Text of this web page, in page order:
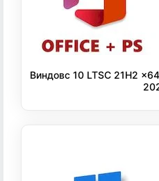
Виндовс 10 LTSC 21H2